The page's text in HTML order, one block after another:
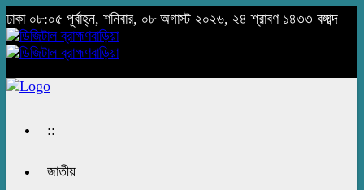
ঢাকা ০৮:০৫ পূর্বাহ্ন, শনিবার, ০৮ অগাস্ট ২০২৬, ২৪ শ্রাবণ ১৪৩৩ বঙ্গাব্দ
::
জাতীয়